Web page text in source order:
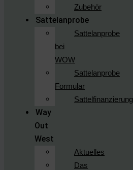
Zubehör
Sattelanprobe
Sattelanprobe
bei
WOW
Sattelanprobe
Formular
Sattelfinanzierung
Way
Out
West
Aktuelles
Das